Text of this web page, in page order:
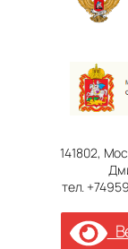
141802,
тел.